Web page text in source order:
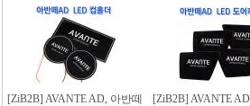
[ZiB2B] AVANTE AD, 아반떼
[ZiB2B] AVANTE